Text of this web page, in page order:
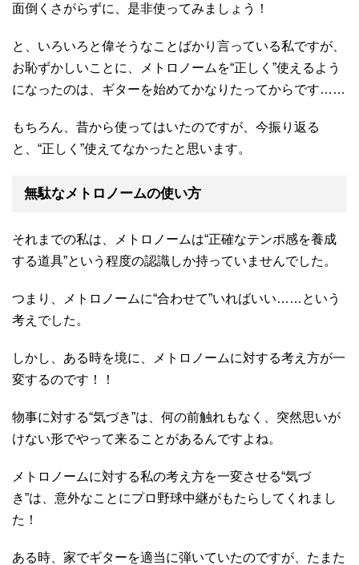
面倒くさがらずに、是非使ってみましょう！
と、いろいろと偉そうなことばかり言っている私ですが、
お恥ずかしいことに、メトロノームを“正しく”使えるよう
になったのは、ギターを始めてかなりたってからです……
もちろん、昔から使ってはいたのですが、今振り返る
と、“正しく”使えてなかったと思います。
無駄なメトロノームの使い方
それまでの私は、メトロノームは“正確なテンポ感を養成
する道具”という程度の認識しか持っていませんでした。
つまり、メトロノームに“合わせて”いればいい……という
考えでした。
しかし、ある時を境に、メトロノームに対する考え方が一
変するのです！！
物事に対する“気づき”は、何の前触れもなく、突然思いが
けない形でやって来ることがあるんですよね。
メトロノームに対する私の考え方を一変させる“気づ
き”は、意外なことにプロ野球中継がもたらしてくれまし
た！
ある時、家でギターを適当に弾いていたのですが、たまた